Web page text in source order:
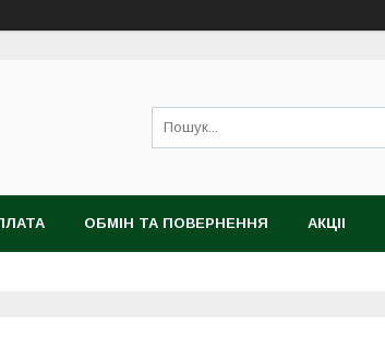
ОБМІН ТА ПОВЕРНЕННЯ АКЦІІ